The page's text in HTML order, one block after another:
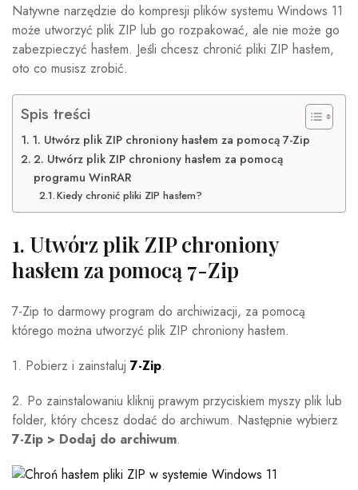
Natywne narzędzie do kompresji plików systemu Windows 11
może utworzyć plik ZIP lub go rozpakować, ale nie może go
zabezpieczyć hasłem. Jeśli chcesz chronić pliki ZIP hasłem,
oto co musisz zrobić.
Spis treści
1. Utwórz plik ZIP chroniony hasłem za pomocą 7-Zip
2. Utwórz plik ZIP chroniony hasłem za pomocą
programu WinRAR
Kiedy chronić pliki ZIP hasłem?
1. Utwórz plik ZIP chroniony
hasłem za pomocą 7-Zip
7-Zip to darmowy program do archiwizacji, za pomocą
którego można utworzyć plik ZIP chroniony hasłem.
1. Pobierz i zainstaluj 7-Zip.
2. Po zainstalowaniu kliknij prawym przyciskiem myszy plik lub
folder, który chcesz dodać do archiwum. Następnie wybierz
7-Zip > Dodaj do archiwum.